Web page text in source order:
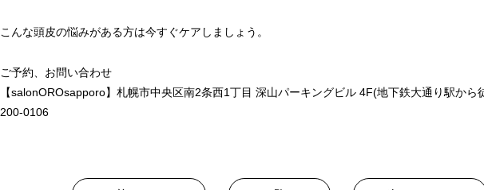
こんな頭皮の悩みがある方は今すぐケアしましょう。
ご予約、お問い合わせ
【salonOROsapporo】札幌市中央区南2条西1丁目 深山パーキングビル 4F(地下鉄大通り駅か
200-0106